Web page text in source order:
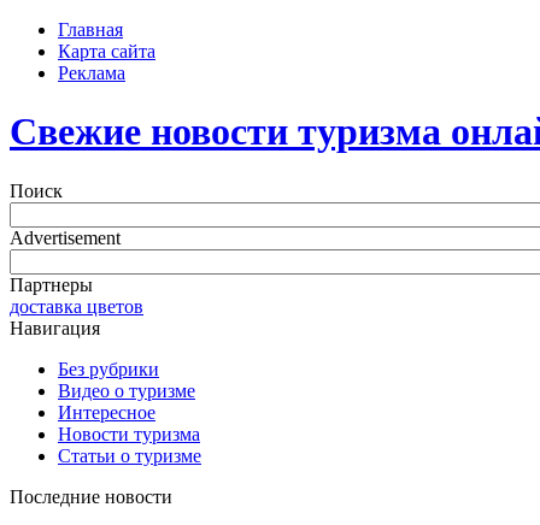
Главная
Карта сайта
Реклама
Свежие новости туризма
Поиск
Advertisement
Партнеры
доставка цветов
Навигация
Без рубрики
Видео о туризме
Интересное
Новости туризма
Статьи о туризме
Последние новости